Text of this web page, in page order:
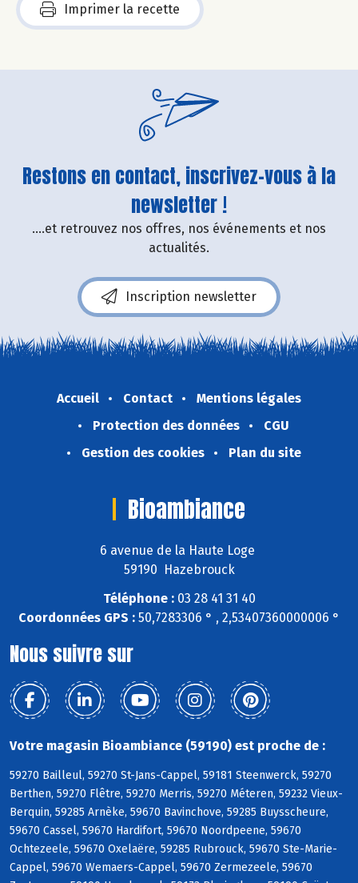
Imprimer la recette
Restons en contact, inscrivez-vous à la
newsletter !
....et retrouvez nos offres, nos événements et nos
actualités.
Inscription newsletter
Accueil Contact
Mentions légales
Protection des données
CGU
Gestion des cookies
Plan du site
Bioambiance
6 avenue de la Haute Loge
59190 Hazebrouck
Téléphone :03 28 41 31 40
Coordonnées GPS : 50,7283306 ° , 2,53407360000006 °
Nous suivre sur
Votre magasin Bioambiance (59190) est proche de :
59270 Bailleul, 59270 St-Jans-Cappel, 59181 Steenwerck, 59270
Berthen, 59270 Flêtre, 59270 Merris, 59270 Méteren, 59232 Vieux-
Berquin, 59285 Arnèke, 59670 Bavinchove, 59285 Buysscheure,
59670 Cassel, 59670 Hardifort, 59670 Noordpeene, 59670
Ochtezeele, 59670 Oxelaëre, 59285 Rubrouck, 59670 Ste-Marie-
Cappel, 59670 Wemaers-Cappel, 59670 Zermezeele, 59670